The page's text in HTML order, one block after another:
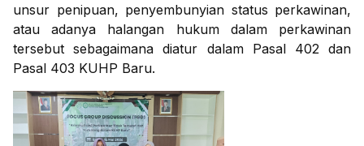
unsur penipuan, penyembunyian status perkawinan,
atau adanya halangan hukum dalam perkawinan
tersebut sebagaimana diatur dalam Pasal 402 dan
Pasal 403 KUHP Baru.